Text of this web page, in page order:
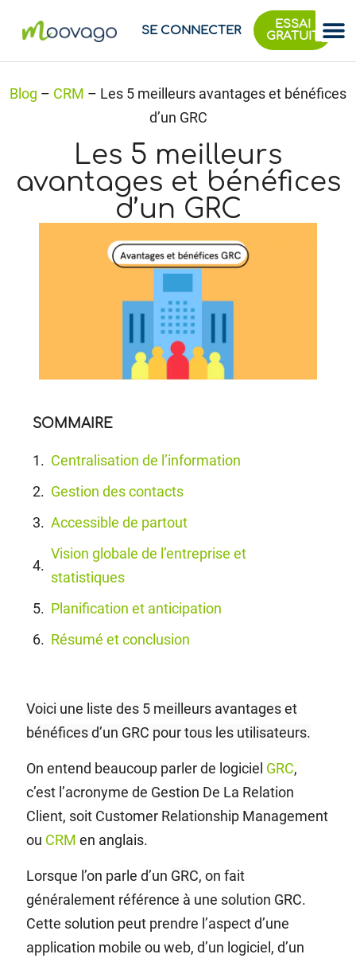
SE CONNECTER
ESSAI
GRATUIT
Blog – CRM – Les 5 meilleurs avantages et bénéfices
d’un GRC
Les 5 meilleurs
avantages et bénéfices
d’un GRC
SOMMAIRE
Centralisation de l’information
Gestion des contacts
Accessible de partout
Vision globale de l’entreprise et
statistiques
Planification et anticipation
Résumé et conclusion
Voici une liste des 5 meilleurs avantages et
bénéfices d’un GRC pour tous les utilisateurs.
On entend beaucoup parler de logiciel GRC,
c’est l’acronyme de Gestion De La Relation
Client, soit Customer Relationship Management
ou CRM en anglais.
Lorsque l’on parle d’un GRC, on fait
généralement référence à une solution GRC.
Cette solution peut prendre l’aspect d’une
application mobile ou web, d’un logiciel, d’un